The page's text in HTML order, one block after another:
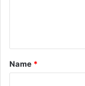
*
Name *